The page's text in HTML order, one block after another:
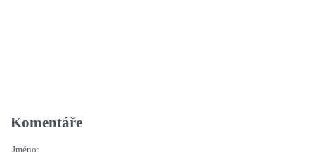
Komentáře
Jméno: